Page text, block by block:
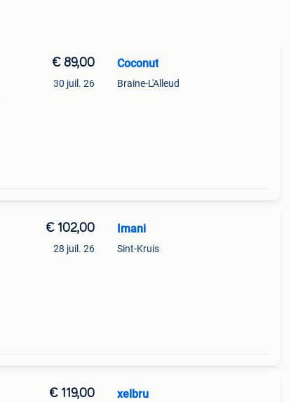
€ 89,00
30 juil. 26
Coconut
Braine-L'Alleud
€ 102,00
28 juil. 26
Imani
Sint-Kruis
€ 119,00 xelbru